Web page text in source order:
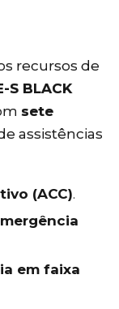
recursos de
S BLACK
sete
assistências
(ACC).
em faixa